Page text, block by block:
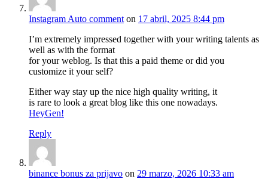
Instagram Auto comment on 17 abril, 2025 8:44 pm
I’m extremely impressed together with your writing talents as
well as with the format
for your weblog. Is that this a paid theme or did you
customize it your self?
Either way stay up the nice high quality writing, it
is rare to look a great blog like this one nowadays.
HeyGen!
Reply
binance bonus za prijavo on 29 marzo, 2026 10:33 am